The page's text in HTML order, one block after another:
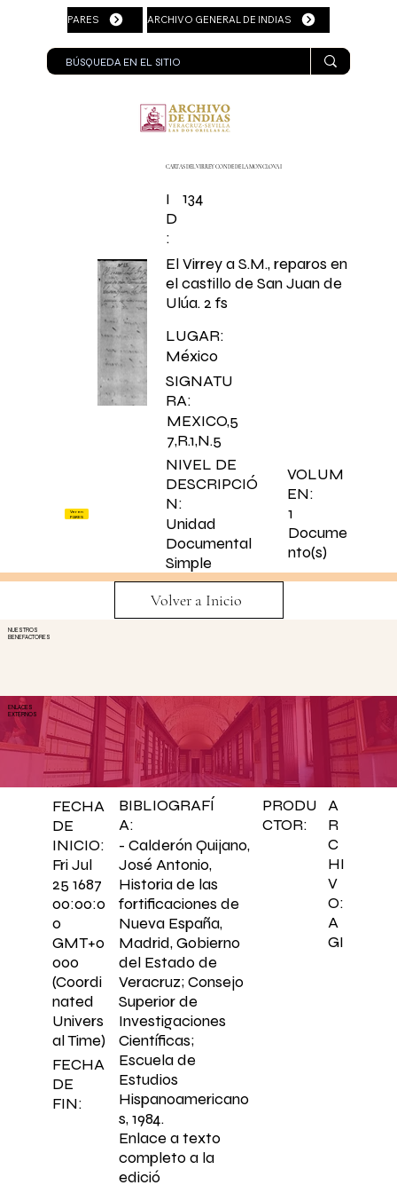
PARES ARCHIVO GENERAL DE INDIAS
CARTAS DEL VIRREY CONDE DE LA MONCLOVA I
I
D
:
134
El Virrey a S.M., reparos en
el castillo de San Juan de
Ulúa. 2 fs
SIGNATU
RA:
MEXICO,5
7,R.1,N.5
LUGAR:
México
NIVEL DE
DESCRIPCIÓ
N:
Unidad
Documental
Simple
Ver en
PARES
VOLUM
EN:
1
Docume
nto(s)
FECHA
DE
FIN:
FECHA
DE
INICIO:
Fri Jul
25 1687
00:00:0
0
GMT+0
000
(Coordi
nated
Univers
al Time)
BIBLIOGRAFÍ
A:
- Calderón Quijano,
José Antonio,
Historia de las
fortificaciones de
Nueva España,
Madrid, Gobierno
del Estado de
Veracruz; Consejo
Superior de
Investigaciones
Científicas;
Escuela de
Estudios
Hispanoamericano
s, 1984.
Enlace a texto
completo a la
edició
PRODU
CTOR:
A
R
C
HI
V
O:
A
GI
Volver a Inicio
NUESTROS
BENEFACTORES
ENLACES
EXTERNOS